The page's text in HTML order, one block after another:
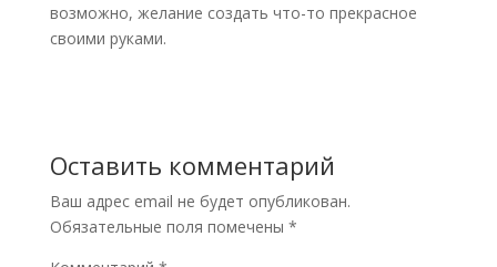
возможно, желание создать что-то прекрасное
своими руками.
Оставить комментарий
Ваш адрес email не будет опубликован.
Обязательные поля помечены *